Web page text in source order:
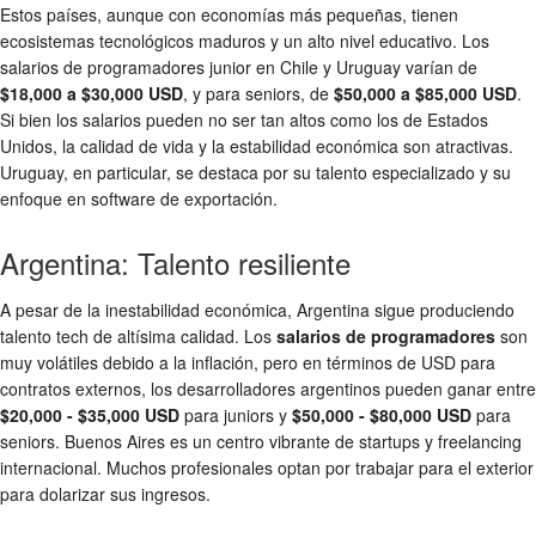
Estos países, aunque con economías más pequeñas, tienen
ecosistemas tecnológicos maduros y un alto nivel educativo. Los
salarios de programadores junior en Chile y Uruguay varían de
$18,000 a $30,000 USD, y para seniors, de $50,000 a $85,000 USD.
Si bien los salarios pueden no ser tan altos como los de Estados
Unidos, la calidad de vida y la estabilidad económica son atractivas.
Uruguay, en particular, se destaca por su talento especializado y su
enfoque en software de exportación.
Argentina: Talento resiliente
A pesar de la inestabilidad económica, Argentina sigue produciendo
talento tech de altísima calidad. Los salarios de programadores son
muy volátiles debido a la inflación, pero en términos de USD para
contratos externos, los desarrolladores argentinos pueden ganar entre
$20,000 - $35,000 USD para juniors y $50,000 - $80,000 USD para
seniors. Buenos Aires es un centro vibrante de startups y freelancing
internacional. Muchos profesionales optan por trabajar para el exterior
para dolarizar sus ingresos.